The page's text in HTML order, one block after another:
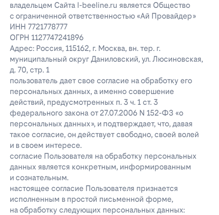
владельцем Сайта l-beeline.ru является Общество
с ограниченной ответственностью «Ай Провайдер»
ИНН 7721778777
ОГРН 1127747241896
Адрес: Россия, 115162, г. Москва, вн. тер. г.
муниципальный округ Даниловский, ул. Люсиновская,
д. 70, стр. 1
пользователь дает свое согласие на обработку его
персональных данных, а именно совершение
действий, предусмотренных п. 3 ч. 1 ст. 3
федерального закона от 27.07.2006 N 152-ФЗ «о
персональных данных», и подтверждает, что, давая
такое согласие, он действует свободно, своей волей
и в своем интересе.
согласие Пользователя на обработку персональных
данных является конкретным, информированным
и сознательным.
настоящее согласие Пользователя признается
исполненным в простой письменной форме,
на обработку следующих персональных данных: